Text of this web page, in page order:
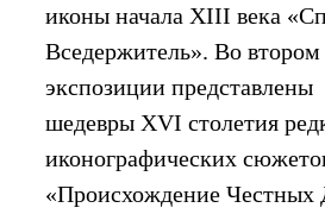
иконы начала XIII века
Вседержитель». Во втором
экспозиции представлены
шедевры XVI столетия
иконографических
«Происхождение Честных